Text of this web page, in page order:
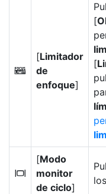
X
[Limitador
de
enfoque]
[
[
M
[Modo
monitor
de ciclo]